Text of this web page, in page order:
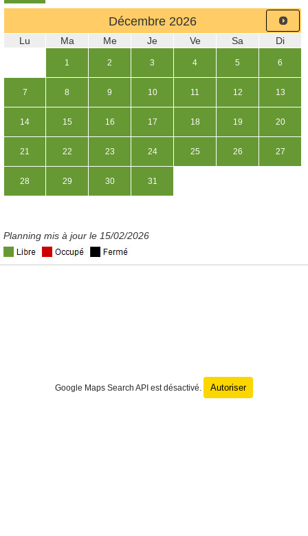
Décembre 2026
Lu Ma Me Je Ve Sa Di
1 2 3 4 5 6
7 8 9 10 11 12 13
14 15 16 17 18 19 20
21 22 23 24 25 26 27
28 29 30 31
Planning mis à jour le 15/02/2026
Google Maps Search API est désactivé. Autoriser